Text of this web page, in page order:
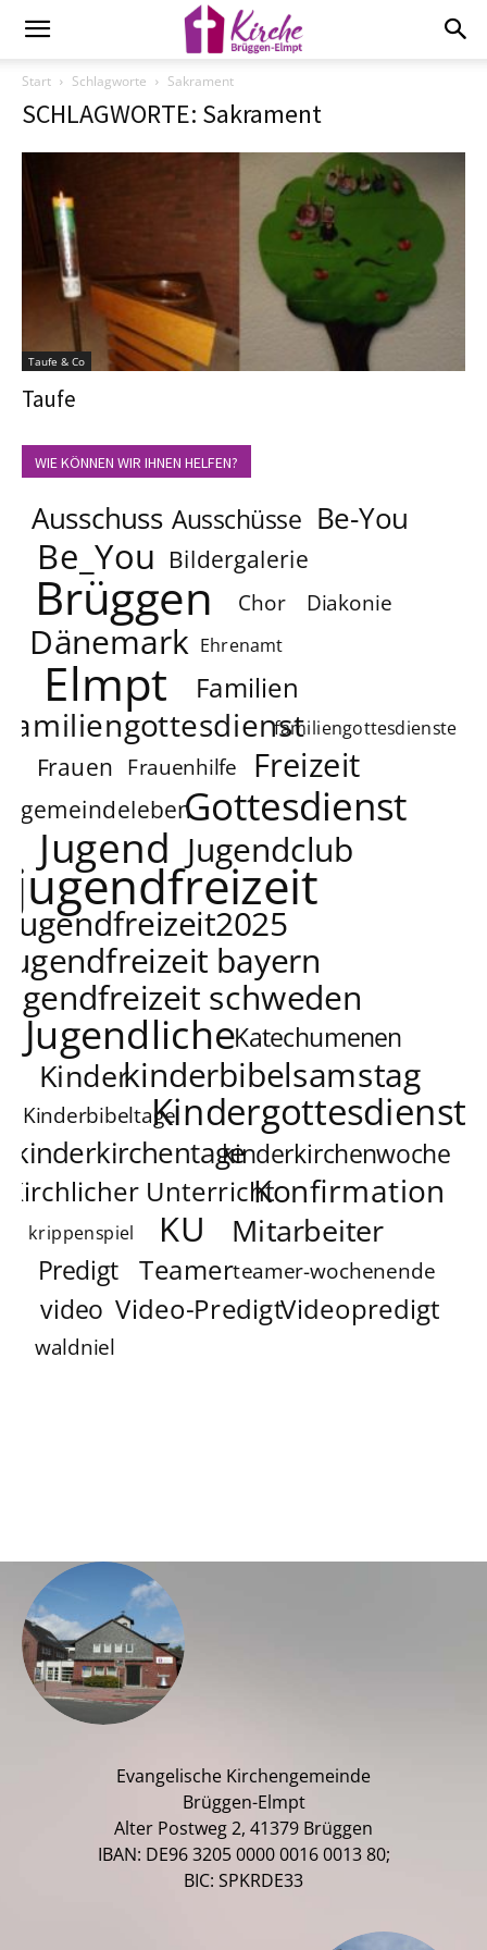
Start Schlagworte Sakrament
SCHLAGWORTE: Sakrament
Taufe & Co
Taufe
WIE KÖNNEN WIR IHNEN HELFEN?
Ausschuss Ausschüsse Be-You
Be_You Bildergalerie
Brüggen Chor Diakonie
Dänemark Ehrenamt
Elmpt Familien
familiengottesdienstfamiliengottesdienste
Frauen Frauenhilfe Freizeit
gemeindelebenGottesdienst
Jugend Jugendclub
jugendfreizeit
jugendfreizeit2025
jugendfreizeit bayern
schweden
JugendlicheKatechumenen
Kinderkinderbibelsamstag
KinderbibeltageKindergottesdienst
kinderkirchentagekinderkirchenwoche
Kirchlicher UnterrichtKonfirmation
krippenspiel KU Mitarbeiter
Predigt Teamerteamer-wochenende
video Video-PredigtVideopredigt
waldniel
Evangelische Kirchengemeinde
Brüggen-Elmpt
Alter Postweg 2, 41379 Brüggen
IBAN: DE96 3205 0000 0016 0013 80;
BIC: SPKRDE33